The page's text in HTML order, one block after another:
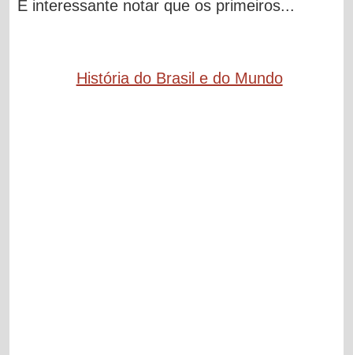
É interessante notar que os primeiros...
História do Brasil e do Mundo